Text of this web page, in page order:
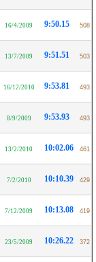
16/4/2009 9:50.15 508
13/7/2009 9:51.51 503
16/12/2010 9:53.81 493
8/9/2009 9:53.93 493
13/2/2010 10:02.06 461
7/2/2010 10:10.39 429
7/12/2009 10:13.08 419
23/5/2009 10:26.22 372